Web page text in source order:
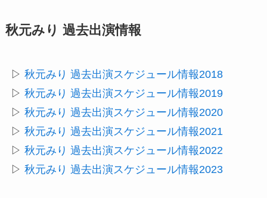
秋元みり 過去出演情報
▷ 秋元みり 過去出演スケジュール情報2018
▷ 秋元みり 過去出演スケジュール情報2019
▷ 秋元みり 過去出演スケジュール情報2020
▷ 秋元みり 過去出演スケジュール情報2021
▷ 秋元みり 過去出演スケジュール情報2022
▷ 秋元みり 過去出演スケジュール情報2023